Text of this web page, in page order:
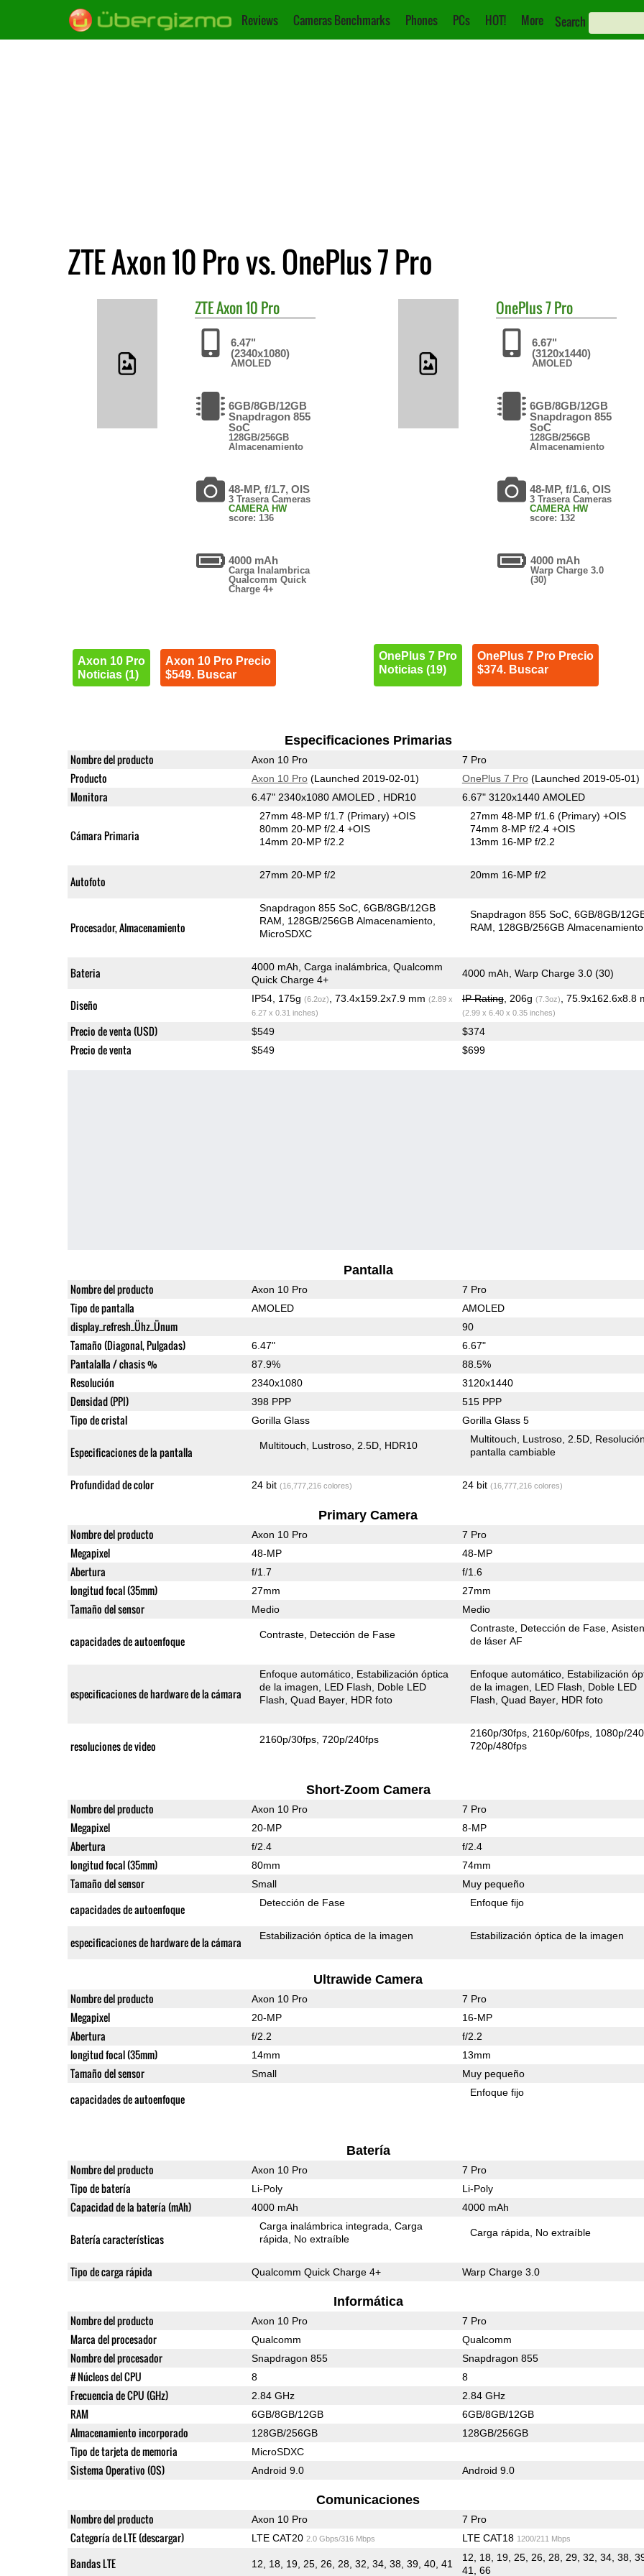
Reviews Cameras Benchmarks Phones PCs HOT! More Search
ZTE Axon 10 Pro vs. OnePlus 7 Pro
ZTEAxon 10 Pro
6.47"
(2340x1080)
AMOLED
6GB/8GB/12GB
Snapdragon 855
SoC
128GB/256GB
Almacenamiento
48-MP, f/1.7, OIS
3 Trasera Cameras
CAMERA HW
score: 136
4000 mAh
Carga Inalambrica
Qualcomm Quick
Charge 4+
Axon 10 Pro
Noticias (1)
Axon 10 Pro Precio
$549. Buscar
OnePlus7 Pro
6.67"
(3120x1440)
AMOLED
6GB/8GB/12GB
Snapdragon 855
SoC
128GB/256GB
Almacenamiento
48-MP, f/1.6, OIS
3 Trasera Cameras
CAMERA HW
score: 132
4000 mAh
Warp Charge 3.0
(30)
OnePlus 7 Pro
Noticias (19)
OnePlus 7 Pro Precio
$374. Buscar
Especificaciones Primarias
Nombre del producto Axon 10 Pro 7 Pro
Producto Axon 10 Pro(Launched 2019-02-01) OnePlus 7 Pro(Launched 2019-05-01)
Monitora 6.47" 2340x1080 AMOLED , HDR10 6.67" 3120x1440 AMOLED
Cámara Primaria
27mm 48-MP f/1.7(Primary) +OIS
80mm 20-MP f/2.4 +OIS
14mm 20-MP f/2.2
27mm 48-MP f/1.6(Primary) +OIS
74mm 8-MP f/2.4 +OIS
13mm 16-MP f/2.2
Autofoto 27mm 20-MP f/2 20mm 16-MP f/2
Procesador, Almacenamiento
Snapdragon 855 SoC 6GB/8GB/12GB
RAM
128GB/256GB Almacenamiento
MicroSDXC
Snapdragon 855 SoC 6GB/8GB/
RAM
128GB/256GB Almacenamiento
Bateria
4000 mAh, Carga inalámbrica, Qualcomm
Quick Charge 4+
4000 mAh, Warp Charge 3.0 (30)
Diseño IP54, 175g (6.2oz) , 73.4x159.2x7.9 mm (2.89 x
6.27 x 0.31 inches)
IP Rating, 206g (7.3oz) , 75.9x162.6x8.8
(2.99 x 6.40 x 0.35 inches)
Precio de venta (USD) $549 $374
Precio de venta $549 $699
Pantalla
Nombre del producto Axon 10 Pro 7 Pro
Tipo de pantalla AMOLED AMOLED
display_refresh_Ühz_Ünum 90
Tamaño (Diagonal, Pulgadas) 6.47" 6.67"
Pantalalla / chasis % 87.9% 88.5%
Resolución 2340x1080 3120x1440
Densidad (PPI) 398 PPP 515 PPP
Tipo de cristal Gorilla Glass Gorilla Glass 5
Especificaciones de la pantalla Multitouch Lustroso 2.5D HDR10
Multitouch Lustroso 2.5D
pantalla cambiable
Profundidad de color 24 bit (16,777,216 colores) 24 bit (16,777,216 colores)
Primary Camera
Nombre del producto Axon 10 Pro 7 Pro
Megapixel 48-MP 48-MP
Abertura f/1.7 f/1.6
longitud focal (35mm) 27mm 27mm
Tamaño del sensor Medio Medio
capacidades de autoenfoque Contraste Detección de Fase
Contraste Detección de Fase
de láser AF
especificaciones de hardware de la cámara
Enfoque automático Estabilización óptica
de la imagen
LED Flash
Doble LED
Flash Quad Bayer HDR foto
Enfoque automático Estabilización
de la imagen
LED Flash
Doble LED
Flash Quad Bayer HDR foto
resoluciones de video 2160p/30fps 720p/240fps
2160p/30fps 2160p/60fps 1080p/
720p/480fps
Short-Zoom Camera
Nombre del producto Axon 10 Pro 7 Pro
Megapixel 20-MP 8-MP
Abertura f/2.4 f/2.4
longitud focal (35mm) 80mm 74mm
Tamaño del sensor Small Muy pequeño
capacidades de autoenfoque Detección de Fase Enfoque fijo
especificaciones de hardware de la cámara Estabilización óptica de la imagen Estabilización óptica de la imagen
Ultrawide Camera
Nombre del producto Axon 10 Pro 7 Pro
Megapixel 20-MP 16-MP
Abertura f/2.2 f/2.2
longitud focal (35mm) 14mm 13mm
Tamaño del sensor Small Muy pequeño
capacidades de autoenfoque Enfoque fijo
Batería
Nombre del producto Axon 10 Pro 7 Pro
Tipo de batería Li-Poly Li-Poly
Capacidad de la batería (mAh) 4000 mAh 4000 mAh
Batería características
Carga inalámbrica integrada Carga
rápida
No extraíble
Carga rápida No extraíble
Tipo de carga rápida Qualcomm Quick Charge 4+ Warp Charge 3.0
Informática
Nombre del producto Axon 10 Pro 7 Pro
Marca del procesador Qualcomm Qualcomm
Nombre del procesador Snapdragon 855 Snapdragon 855
# Núcleos del CPU 8 8
Frecuencia de CPU (GHz) 2.84 GHz 2.84 GHz
RAM 6GB/8GB/12GB 6GB/8GB/12GB
Almacenamiento incorporado 128GB/256GB 128GB/256GB
Tipo de tarjeta de memoria MicroSDXC
Sistema Operativo (OS) Android 9.0 Android 9.0
Comunicaciones
Nombre del producto Axon 10 Pro 7 Pro
Categoría de LTE (descargar) LTE CAT20 2.0 Gbps/316 Mbps LTE CAT18 1200/211 Mbps
Bandas LTE 12, 18, 19, 25, 26, 28, 32, 34, 38, 39, 40, 41
12, 18, 19, 25, 26, 28, 29, 32, 34, 38,
41, 66